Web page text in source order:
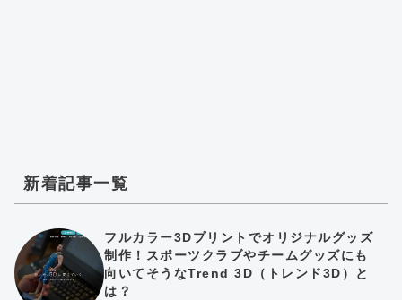
新着記事一覧
フルカラー3Dプリントでオリジナルグッズ
制作！スポーツクラブやチームグッズにも
向いてそうなTrend 3D（トレンド3D）と
は？